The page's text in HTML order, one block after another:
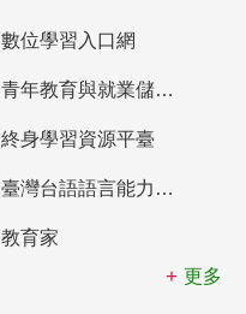
數位學習入口網
青年教育與就業儲蓄帳戶
終身學習資源平臺
臺灣台語語言能力認證網站
教育家
更多